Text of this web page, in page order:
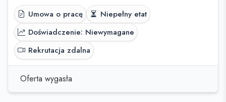
Umowa o pracę
Niepełny etat
Doświadczenie: Niewymagane
Rekrutacja zdalna
Oferta wygasła